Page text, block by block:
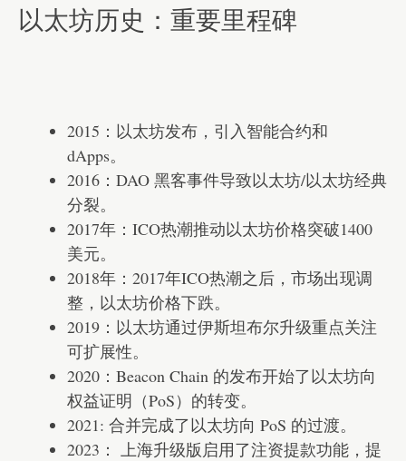
以太坊历史：重要里程碑
2015：以太坊发布，引入智能合约和
dApps。
2016：DAO 黑客事件导致以太坊/以太坊经典
分裂。
2017年：ICO热潮推动以太坊价格突破1400
美元。
2018年：2017年ICO热潮之后，市场出现调
整，以太坊价格下跌。
2019：以太坊通过伊斯坦布尔升级重点关注
可扩展性。
2020：Beacon Chain 的发布开始了以太坊向
权益证明（PoS）的转变。
2021: 合并完成了以太坊向 PoS 的过渡。
2023： 上海升级版启用了注资提款功能，提